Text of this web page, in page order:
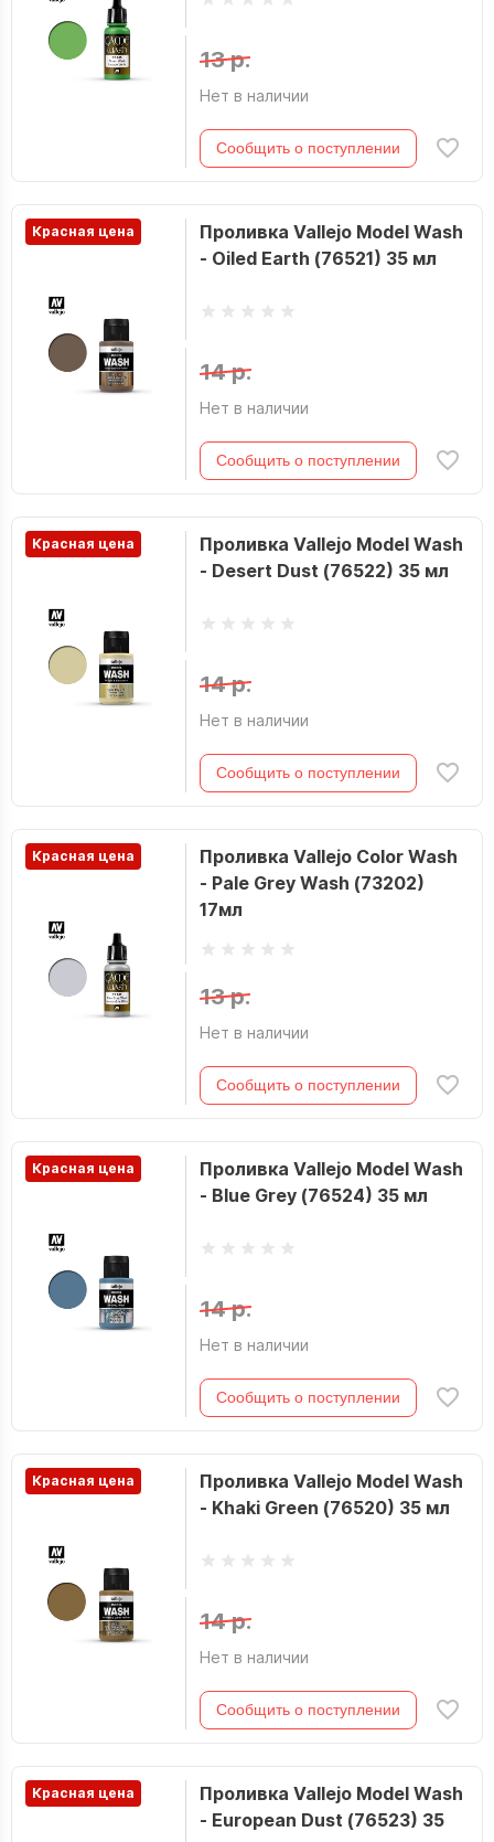
13 р.
Нет в наличии
Сообщить о поступлении
Красная цена
Проливка Vallejo Model Wash
- Oiled Earth (76521) 35 мл
14 р.
Нет в наличии
Сообщить о поступлении
Красная цена
Проливка Vallejo Model Wash
- Desert Dust (76522) 35 мл
14 р.
Нет в наличии
Сообщить о поступлении
Красная цена
Проливка Vallejo Color Wash
- Pale Grey Wash (73202)
17мл
13 р.
Нет в наличии
Сообщить о поступлении
Красная цена
Проливка Vallejo Model Wash
- Blue Grey (76524) 35 мл
14 р.
Нет в наличии
Сообщить о поступлении
Красная цена
Проливка Vallejo Model Wash
- Khaki Green (76520) 35 мл
14 р.
Нет в наличии
Сообщить о поступлении
Красная цена
Проливка Vallejo Model Wash
- European Dust (76523) 35